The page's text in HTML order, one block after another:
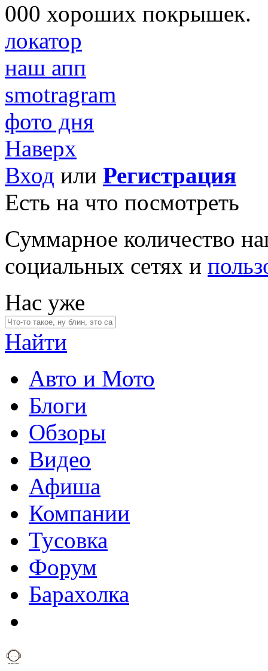
000 хороших покрышек.
локатор
наш апп
smotragram
фото дня
Наверх
Вход или Регистрация
Есть на что посмотреть
Суммарное количество
социальных сетях и
Нас уже
Найти
Авто и Мото
Блоги
Обзоры
Видео
Афиша
Компании
Тусовка
Форум
Барахолка